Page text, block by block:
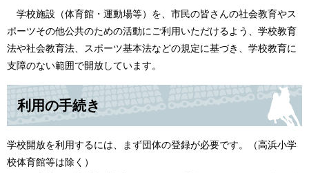
学校施設（体育館・運動場等）を、市民の皆さんの社会教育やス
ポーツその他公共のための活動にご利用いただけるよう、学校教育
法や社会教育法、スポーツ基本法などの規定に基づき、学校教育に
支障のない範囲で開放しています。
利用の手続き
学校開放を利用するには、まず団体の登録が必要です。（高浜小学
校体育館等は除く）